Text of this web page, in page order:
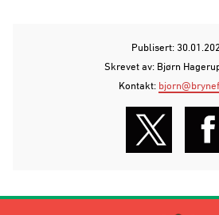
Publisert:
Skrevet av: Bjørn
Kontakt: